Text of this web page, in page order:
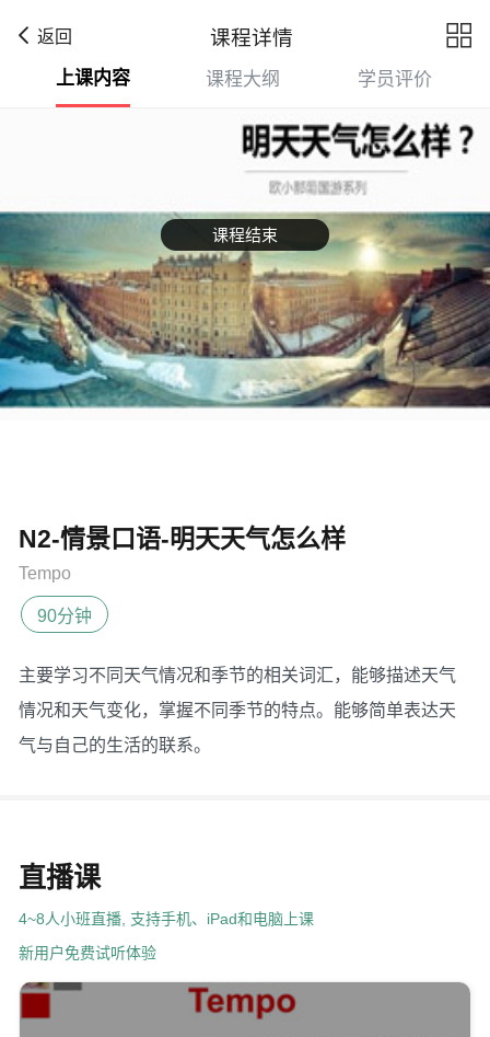
返回 课程详情 
课程结束
上课内容 课程大纲 学员评价
N2-情景口语-明天天气怎么样
Tempo
90分钟
主要学习不同天气情况和季节的相关词汇，能够描述天气
情况和天气变化，掌握不同季节的特点。能够简单表达天
气与自己的生活的联系。
直播课
4~8人小班直播, 支持手机、iPad和电脑上课
新用户免费试听体验